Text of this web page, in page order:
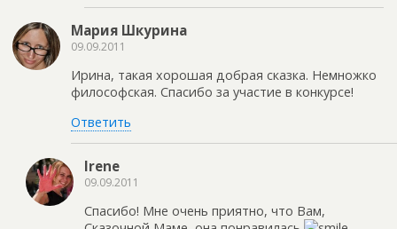
Мария Шкурина
09.09.2011
Ирина, такая хорошая добрая сказка. Немножко
философская. Спасибо за участие в конкурсе!
Ответить
Irene
09.09.2011
Спасибо! Мне очень приятно, что Вам,